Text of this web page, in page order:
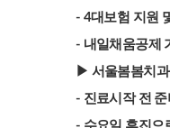
- 4대보험 지원
- 내일채움공제
▶ 서울봄봄치
- 진료시작 전